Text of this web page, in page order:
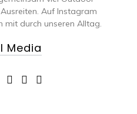
Auf Instagram
mit durch unseren Alltag.
Media